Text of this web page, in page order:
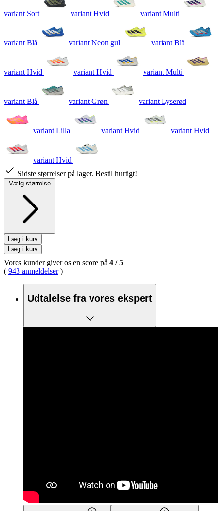
variant Sort variant Hvid variant Multi
variant Blå variant Neon gul variant Blå
variant Hvid variant Hvid variant Multi
variant Blå variant Grøn variant Lyserød
variant Lilla variant Hvid variant Hvid
variant Hvid
Sidste størrelser på lager. Bestil hurtigt!
Vælg størrelse
Læg i kurv
Læg i kurv
Vores kunder giver os en score på 4 /5
( 943 anmeldelser)
Udtalelse fra vores ekspert